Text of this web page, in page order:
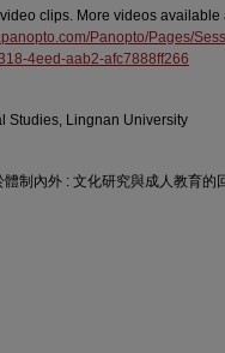
clips. More videos available
Panopto/Pages/
4eed-aab2-afc7888ff266
Studies, Lingnan University
制內外 : 文化研究與成人教育的